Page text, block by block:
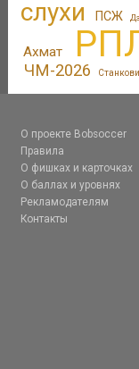
слухи
ПСЖ
Ахмат
ЧМ-2026
О проекте Bobsoccer
Правила
О фишках и карточках
О баллах и уровнях
Рекламодателям
Контакты